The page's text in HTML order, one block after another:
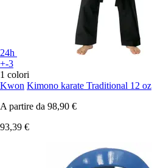
24h
+-3
1 colori
Kwon Kimono karate Traditional 12 oz
A partire da 98,90 €
93,39 €